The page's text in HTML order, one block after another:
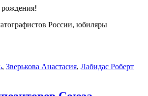
рождения!
России, юбиляры
, Зверькова Анастасия, Лабидас Роберт